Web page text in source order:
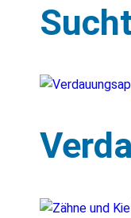
Sucht